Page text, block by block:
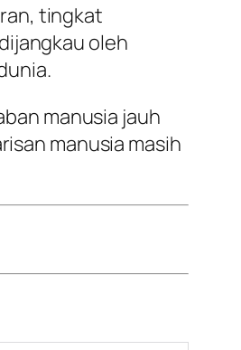
tingkat
oleh
manusia jauh
manusia masih